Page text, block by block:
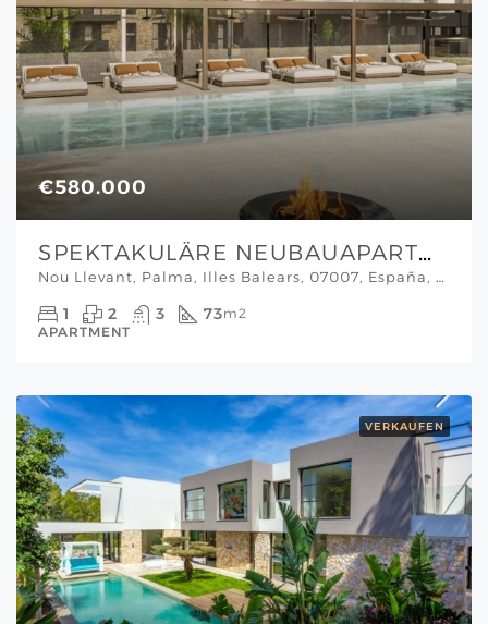
€580.000
SPEKTAKULÄRE NEUBAUAPARTMENTS IN PALMA MIT AUSSERGEWÖHNLICHEM DESIGN
Nou Llevant, Palma, Illes Balears, 07007, España, Palma, Son Vida & Umgebung
1 2 3 73m2
APARTMENT
VERKAUFEN